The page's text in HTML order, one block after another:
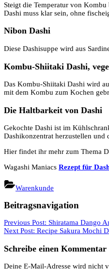
Steigt die Temperatur von
Dashi muss klar sein, ohne
Nibon Dashi
Diese Dashisuppe wird aus
Kombu-Shiitaki Dashi,
Das Kombu-Shiitaki Dashi wird
mit dem Kombu zum Kochen
Die Haltbarkeit von Dashi
Gekochte Dashi ist im
Dashikonzentrat herzustellen
Hier findet ihr mehr zum Thema
Wagashi Maniacs Rezept für
Warenkunde
Beitragsnavigation
Previous Post: Shiratama Dango
Next Post: Recipe Sakura Mochi
Schreibe einen Kommentar
Deine E-Mail-Adresse wird nicht